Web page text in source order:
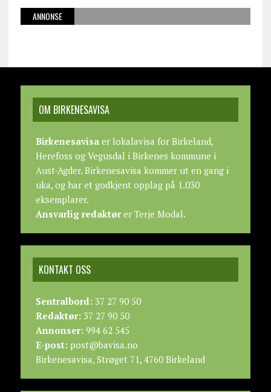
ANNONSE
OM BIRKENESAVISA
Birkenesavisaer lokalavisa for Birkeland,
Herefoss og Vegusdal i Birkenes kommune i
Aust-Agder. Birkenesavisa kommer ut en gang i
uka, og har et godkjent opplag på 1.030
eksemplarer.
Ansvarlig redaktører Terje Modal.
KONTAKT OSS
Sentralbord:37 27 90 50
Redaktør:37 27 90 50
Annonser:994 62 545
E-post:post@bavisa.no
Birkenesavisa, Strøget 71, 4760 Birkeland